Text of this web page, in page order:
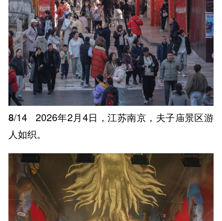
8/14
2026年2月4日，江苏南京，夫子庙景区游
人如织。